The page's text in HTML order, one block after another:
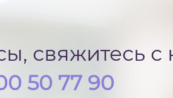
свяжитесь
50 77 90